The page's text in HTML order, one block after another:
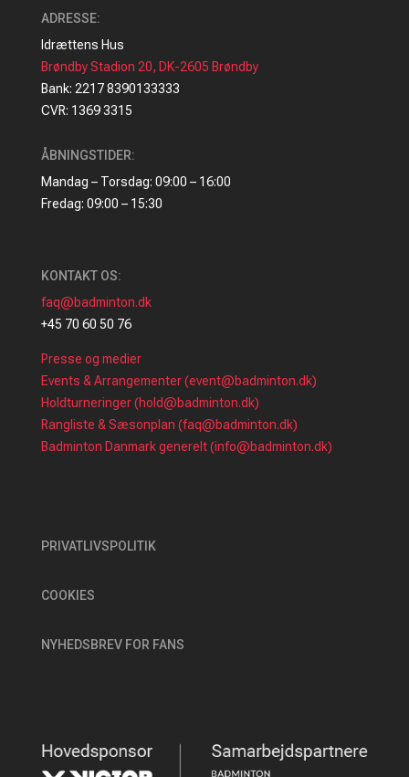
ADRESSE:
Idrættens Hus
Brøndby Stadion 20, DK-2605 Brøndby
Bank: 2217 8390133333
CVR: 1369 3315
ÅBNINGSTIDER:
Mandag – Torsdag: 09:00 – 16:00
Fredag: 09:00 – 15:30
KONTAKT OS:
faq@badminton.dk
+45 70 60 50 76
Presse og medier
Events & Arrangementer (event@badminton.dk)
Holdturneringer (hold@badminton.dk)
Rangliste & Sæsonplan (faq@badminton.dk)
Badminton Danmark generelt (info@badminton.dk)
PRIVATLIVSPOLITIK
COOKIES
NYHEDSBREV FOR FANS